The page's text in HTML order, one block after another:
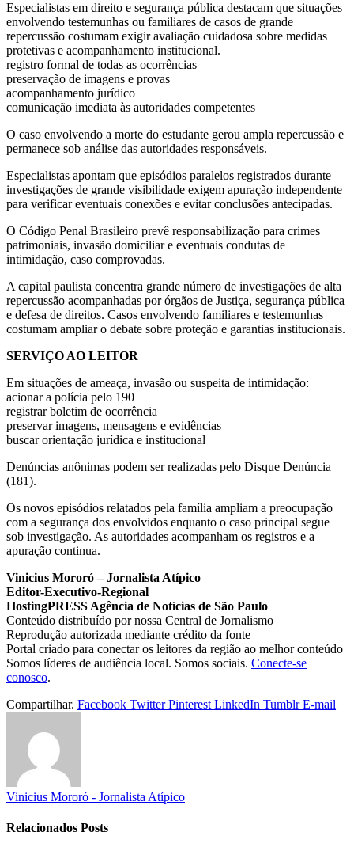
Especialistas em direito e segurança pública destacam que situações
envolvendo testemunhas ou familiares de casos de grande
repercussão costumam exigir avaliação cuidadosa sobre medidas
protetivas e acompanhamento institucional.
registro formal de todas as ocorrências
preservação de imagens e provas
acompanhamento jurídico
comunicação imediata às autoridades competentes
O caso envolvendo a morte do estudante gerou ampla repercussão e
permanece sob análise das autoridades responsáveis.
Especialistas apontam que episódios paralelos registrados durante
investigações de grande visibilidade exigem apuração independente
para verificar eventuais conexões e evitar conclusões antecipadas.
O Código Penal Brasileiro prevê responsabilização para crimes
patrimoniais, invasão domiciliar e eventuais condutas de
intimidação, caso comprovadas.
A capital paulista concentra grande número de investigações de alta
repercussão acompanhadas por órgãos de Justiça, segurança pública
e defesa de direitos. Casos envolvendo familiares e testemunhas
costumam ampliar o debate sobre proteção e garantias institucionais.
SERVIÇO AO LEITOR
Em situações de ameaça, invasão ou suspeita de intimidação:
acionar a polícia pelo 190
registrar boletim de ocorrência
preservar imagens, mensagens e evidências
buscar orientação jurídica e institucional
Denúncias anônimas podem ser realizadas pelo Disque Denúncia
(181).
Os novos episódios relatados pela família ampliam a preocupação
com a segurança dos envolvidos enquanto o caso principal segue
sob investigação. As autoridades acompanham os registros e a
apuração continua.
Vinicius Mororó – Jornalista Atípico
Editor-Executivo-Regional
HostingPRESS Agência de Notícias de São Paulo
Conteúdo distribuído por nossa Central de Jornalismo
Reprodução autorizada mediante crédito da fonte
Portal criado para conectar os leitores da região ao melhor conteúdo
Somos líderes de audiência local. Somos sociais. Conecte-se
conosco.
Compartilhar. Facebook Twitter Pinterest LinkedIn Tumblr E-mail
Vinicius Mororó - Jornalista Atípico
Relacionados Posts